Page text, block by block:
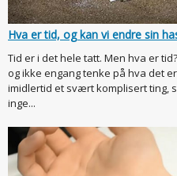
Hva er tid, og kan vi endre sin
Tid er i det hele tatt. Men hva er
og ikke engang tenke på hva det
imidlertid et svært komplisert ting,
inge...